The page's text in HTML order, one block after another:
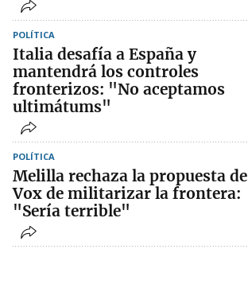
POLÍTICA
Italia desafía a España y
mantendrá los controles
fronterizos: "No aceptamos
ultimátums"
POLÍTICA
Melilla rechaza la propuesta de
Vox de militarizar la frontera:
"Sería terrible"